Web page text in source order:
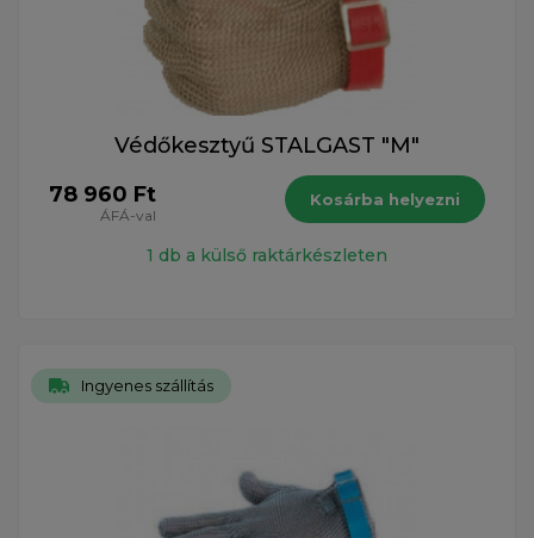
Védőkesztyű STALGAST "M"
78 960 Ft
ÁFÁ-val
Kosárba helyezni
1 db a külső raktárkészleten
Ingyenes szállítás